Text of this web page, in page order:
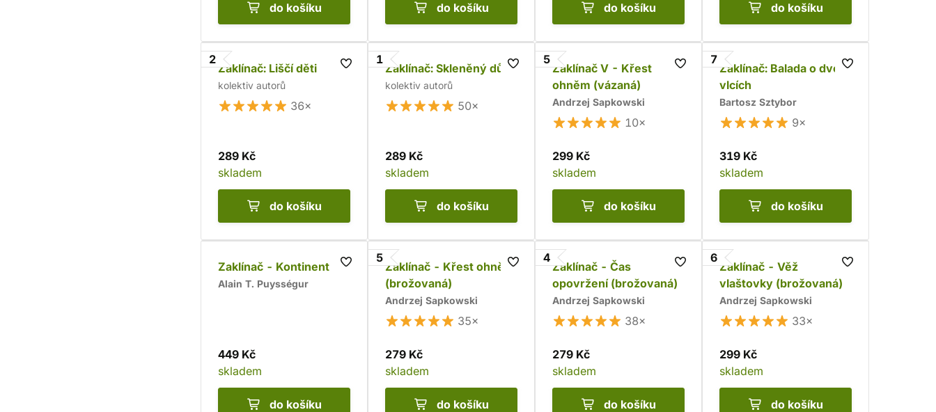
do košíku do košíku do košíku do košíku
2
Zaklínač: Liščí děti
kolektiv autorů
36×
289 Kč
skladem
do košíku
1
Zaklínač: Skleněný dům
kolektiv autorů
50×
289 Kč
skladem
do košíku
5
Zaklínač V - Křest
ohněm (vázaná)
Andrzej Sapkowski
10×
299 Kč
skladem
do košíku
7
Zaklínač: Balada o dvou
vlcích
Bartosz Sztybor
9×
319 Kč
skladem
do košíku
Zaklínač - Kontinent
Alain T. Puysségur
449 Kč
skladem
do košíku
5
Zaklínač - Křest ohněm
(brožovaná)
Andrzej Sapkowski
35×
279 Kč
skladem
do košíku
4
Zaklínač - Čas
opovržení (brožovaná)
Andrzej Sapkowski
38×
279 Kč
skladem
do košíku
6
Zaklínač - Věž
vlaštovky (brožovaná)
Andrzej Sapkowski
33×
299 Kč
skladem
do košíku